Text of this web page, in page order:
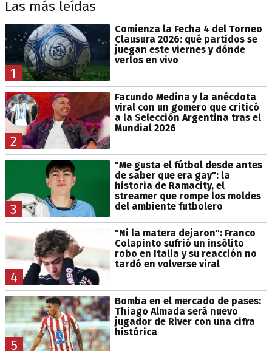
Las más leídas
1
Comienza la Fecha 4 del Torneo
Clausura 2026: qué partidos se
juegan este viernes y dónde
verlos en vivo
2
Facundo Medina y la anécdota
viral con un gomero que criticó
a la Selección Argentina tras el
Mundial 2026
3
"Me gusta el fútbol desde antes
de saber que era gay": la
historia de Ramacity, el
streamer que rompe los moldes
del ambiente futbolero
4
"Ni la matera dejaron": Franco
Colapinto sufrió un insólito
robo en Italia y su reacción no
tardó en volverse viral
5
Bomba en el mercado de pases:
Thiago Almada será nuevo
jugador de River con una cifra
histórica